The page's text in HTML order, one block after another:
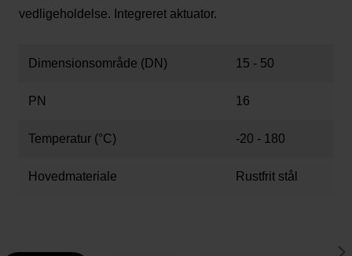
vedligeholdelse. Integreret aktuator.
Dimensionsområde (DN) 15 - 50
PN 16
Temperatur (°C) -20 - 180
Hovedmateriale Rustfrit stål